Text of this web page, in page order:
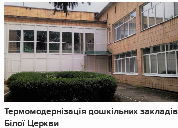
Термомодернізація дошкільних закладів
Білої Церкви